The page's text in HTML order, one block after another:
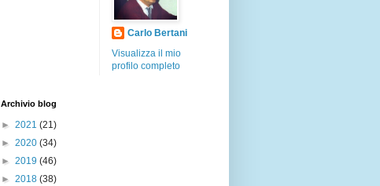
Carlo Bertani
Visualizza il mio
profilo completo
Archivio blog
► 2021 (21)
► 2020 (34)
► 2019 (46)
► 2018 (38)